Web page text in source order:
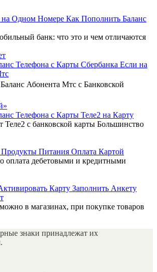
Одном Номере Как Пополнить Баланс
банк: что это и чем отличаются
Телефона с Карты Сбербанка Если на
Абонента Мтс с Банковской
Телефона с Карты Теле2 на Карту
Теле2 с банковской карты Большинство
Питания Оплата Картой
оплата дебетовыми и кредитными
Карту Заполнить Анкету
в магазинах, при покупке товаров
знаки принадлежат их